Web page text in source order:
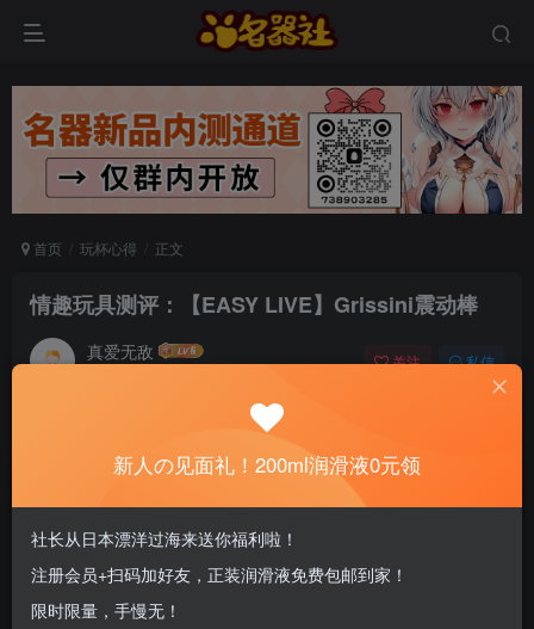
首页 玩杯心得 正文
情趣玩具测评：【EASY LIVE】Grissini震动棒
真爱无敌 关注 私信
📢 社长提示：新用户注册并加好友，免费领
200ml润滑液哦～
新人の见面礼！200ml润滑液0元领
社长从日本漂洋过海来送你福利啦！
注册会员+扫码加好友，正装润滑液免费包邮到家！
限时限量，手慢无！